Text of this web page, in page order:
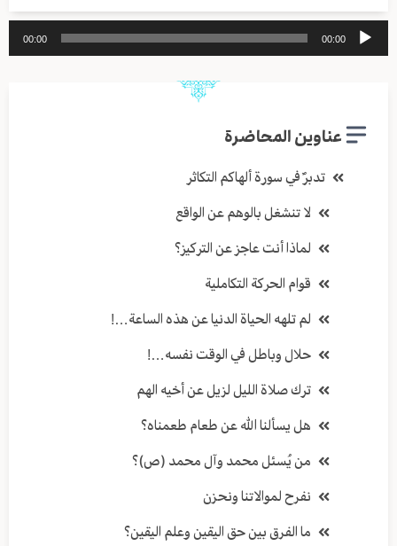
مشغل
الصوت
00:00
00:00
عناوين المحاضرة
تدبرٌ في سورة ألهاكم التكاثر
لا تنشغل بالوهم عن الواقع
لماذا أنت عاجز عن التركيز؟
قوام الحركة التكاملية
لم تلهه الحياة الدنيا عن هذه الساعة…!
حلال وباطل في الوقت نفسه…!
ترك صلاة الليل لزيل عن أخيه الهم
هل يسألنا الله عن طعام طعمناه؟
من يُسئل محمد وآل محمد (ص)؟
نفرح لموالاتنا ونحزن
ما الفرق بين حق اليقين وعلم اليقين؟